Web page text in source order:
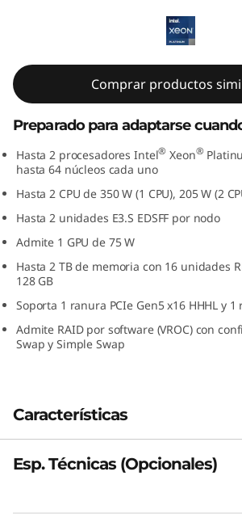
V
3
:
S
e
r
v
i
r
M
Comprar productos
Preparado para adaptarse
Hasta 2 procesadores Intel® Xeon®
hasta 64 núcleos cada uno
Hasta 2 CPU de 350 W (1 CPU), 205 W (2
Hasta 2 unidades E3.S EDSFF por nodo
Admite 1 GPU de 75 W
Hasta 2 TB de memoria con 16 unidades
128 GB
Soporta 1 ranura PCIe Gen5 x16 HHHL y 1
Admite RAID por software (VROC) con
Swap y Simple Swap
Características
Potencia de procesamiento de
Esp. Técnicas (Opcionales)